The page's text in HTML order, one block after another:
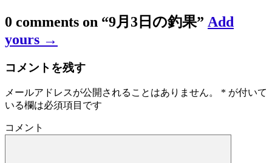
0 comments on “9月3日の釣果” Add
yours →
コメントを残す
メールアドレスが公開されることはありません。 * が付いて
いる欄は必須項目です
コメント